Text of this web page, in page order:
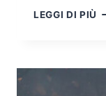
LEGGI DI PIÙ